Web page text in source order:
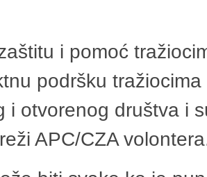
i pomoć
podršku
i otvorenog društva i
APC/CZA